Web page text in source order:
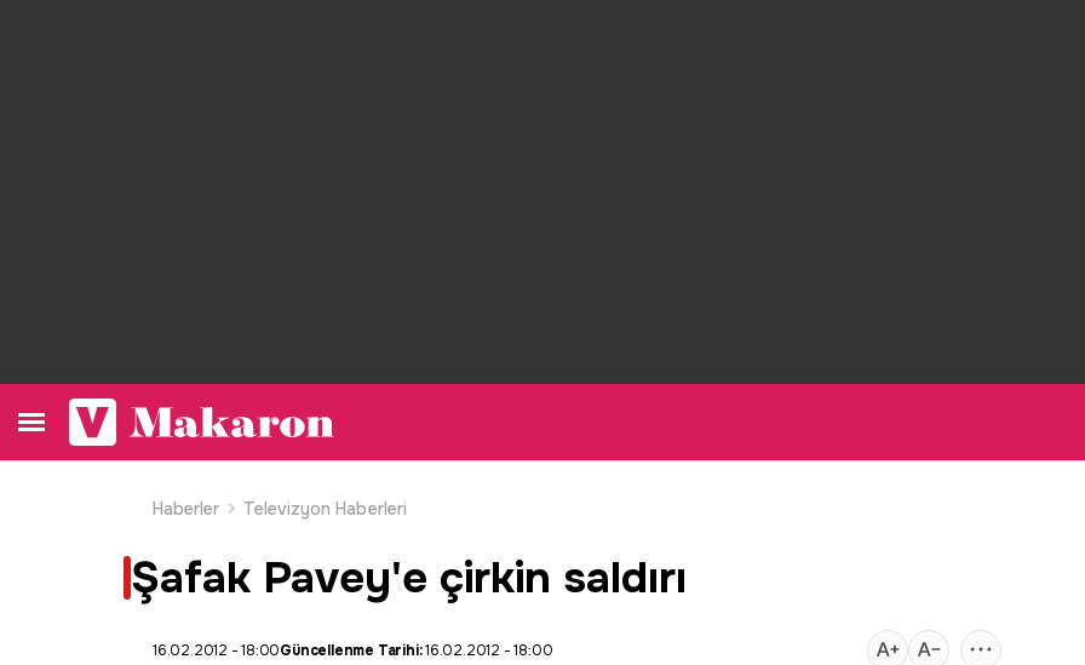
Haberler Televizyon Haberleri
Şafak Pavey'e çirkin saldırı
16.02.2012 - 18:00Güncellenme Tarihi:16.02.2012 - 18:00